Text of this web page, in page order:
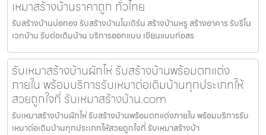
เหมาสร้างบ้านราคาถูก ทั่วไทย
รับสร้างบ้านบ่อทอง รับสร้างบ้านโมเดิร์น สร้างบ้านหรู สร้างอาคาร รับรีโน
เวทบ้าน รับต่อเติมบ้าน บริการออกแบบ เขียนแบบก่อสร
รับเหมาสร้างบ้านผักไห่ รับสร้างบ้านพร้อมตกแต่ง
ภายใน พร้อมบริการรับเหมาต่อเติมบ้านทุกประเภทให้
สวยถูกใจที่ รับเหมาสร้างบ้าน.com
รับเหมาสร้างบ้านผักไห่ รับสร้างบ้านพร้อมตกแต่งภายใน พร้อมบริการรับ
เหมาต่อเติมบ้านทุกประเภทให้สวยถูกใจที่ รับเหมาสร้างบ้า